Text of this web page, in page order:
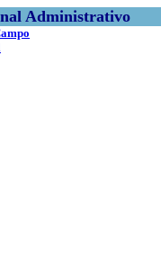
Administrativo